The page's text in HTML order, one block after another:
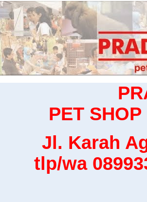
PET
Jl. Karah
tlp/wa